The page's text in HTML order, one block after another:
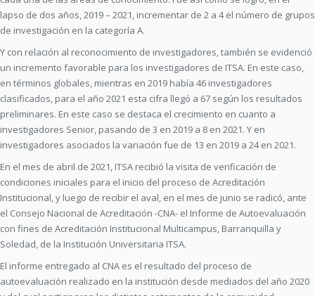
lapso de dos años, 2019 – 2021, incrementar de 2 a 4 el número de grupos
de investigación en la categoría A.
Y con relación al reconocimiento de investigadores, también se evidenció
un incremento favorable para los investigadores de ITSA. En este caso,
en términos globales, mientras en 2019 había 46 investigadores
clasificados, para el año 2021 esta cifra llegó a 67 según los resultados
preliminares. En este caso se destaca el crecimiento en cuanto a
investigadores Senior, pasando de 3 en 2019 a 8 en 2021. Y en
investigadores asociados la variación fue de 13 en 2019 a 24 en 2021.
En el mes de abril de 2021, ITSA recibió la visita de verificación de
condiciones iniciales para el inicio del proceso de Acreditación
Institucional, y luego de recibir el aval, en el mes de junio se radicó, ante
el Consejo Nacional de Acreditación -CNA- el Informe de Autoevaluación
con fines de Acreditación Institucional Multicampus, Barranquilla y
Soledad, de la Institución Universitaria ITSA.
El informe entregado al CNA es el resultado del proceso de
autoevaluación realizado en la institución desde mediados del año 2020